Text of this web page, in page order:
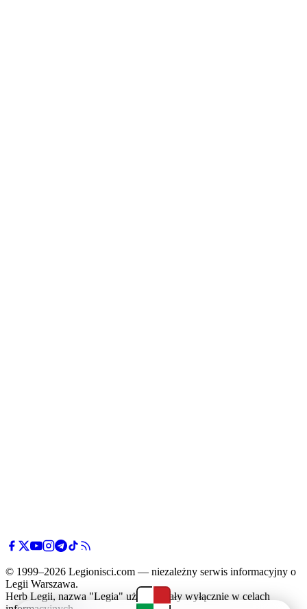
© 1999–2026 Legionisci.com — niezależny serwis informacyjny o
Legii Warszawa.
Herb Legii, nazwa "Legia" użyte zostały wyłącznie w celach